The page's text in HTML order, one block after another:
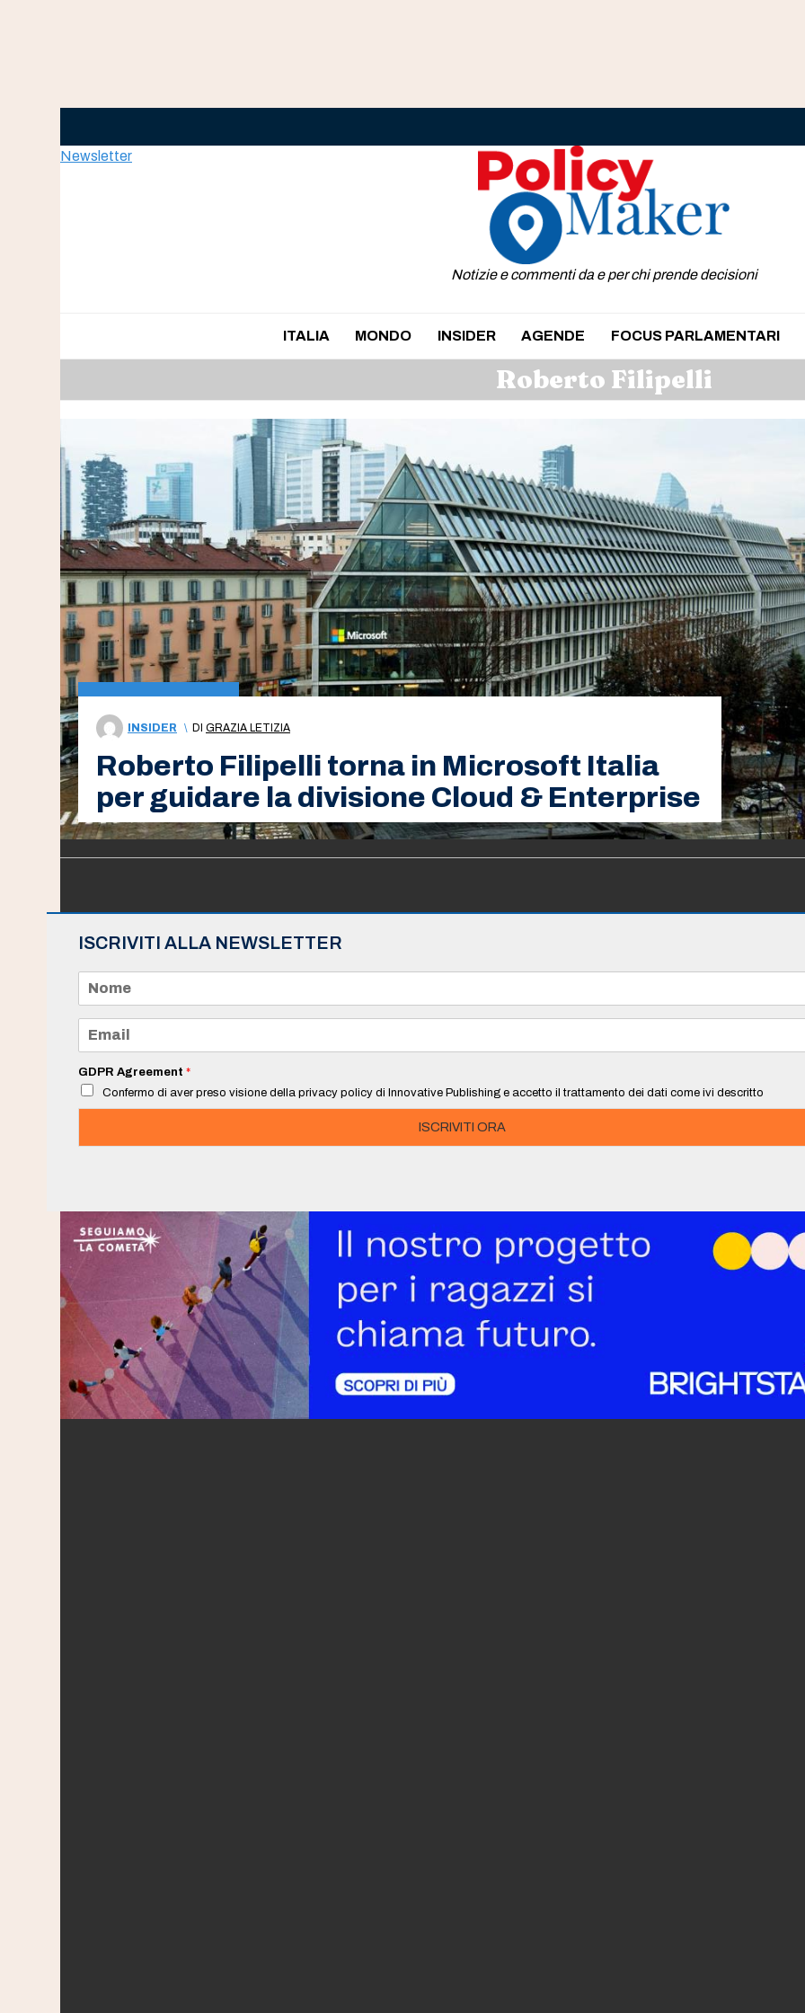
Newsletter
Notizie e commenti da e per chi prende decisioni
ITALIA MONDO INSIDER AGENDE FOCUS PARLAMENTARI
Roberto Filipelli
INSIDER \ DI GRAZIA LETIZIA
Roberto Filipelli torna in Microsoft Italia
per guidare la divisione Cloud & Enterprise
ISCRIVITI ALLA NEWSLETTER
m
e
a
i
*
GDPR Agreement *
Confermo di aver preso visione della privacy policy di Innovative Publishing e accetto il trattamento dei dati come ivi descritto
ISCRIVITI ORA